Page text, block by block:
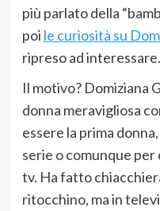
più parlato della
poi le curiosità su
ripreso ad interessare.
Il motivo? Domiziana
donna meravigliosa
essere la prima
serie o comunque
tv. Ha fatto
ritocchino, ma in